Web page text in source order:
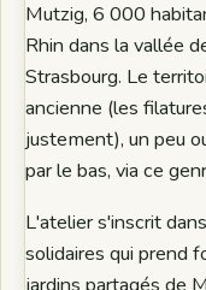
Mutzig, 6 000
Rhin dans la vallée
Strasbourg. Le
ancienne (les
justement), un peu
par le bas, via ce
L'atelier s'inscrit
solidaires qui prend